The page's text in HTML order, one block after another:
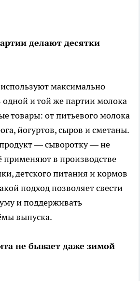
делают десятки
максимально
и той же партии молока
товары: от питьевого молока
йогуртов, сыров и сметаны.
— сыворотку — не
применяют в производстве
детского питания и кормов
подход позволяет свести
и поддерживать
выпуска.
не бывает даже зимой